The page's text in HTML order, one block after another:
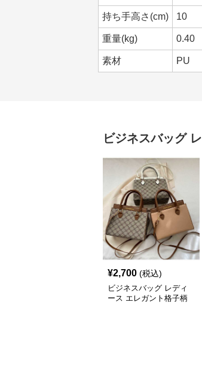
持ち手高さ(cm) 10
重量(kg) 0.40
素材 PU
ビジネスバッグ
¥2,700 (税込)
ビジネスバッグ レディ
ース エレガント格子柄